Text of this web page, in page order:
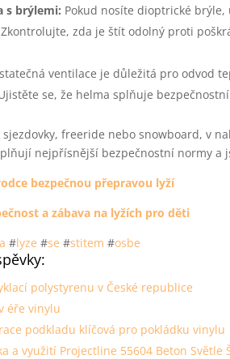
s brýlemi: Pokud nosíte dioptrické
Zkontrolujte, zda je štít odolný proti
ventilace je důležitá pro odvod
se, že helma splňuje
sjezdovky, freeride nebo snowboard, v
nejpřísnější bezpečnostní normy
bezpečnou přepravou lyží
a zábava na lyžích pro děti
#lyze #se #stitem #osbe
polystyrenu v České republice
éře vinylu
podkladu klíčová pro pokládku vinylu
a využití Projectline 55604 Beton Světle